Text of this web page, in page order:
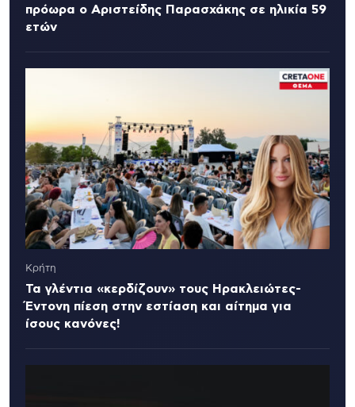
πρόωρα ο Αριστείδης Παρασχάκης σε ηλικία 59
ετών
Κρήτη
Τα γλέντια «κερδίζουν» τους Ηρακλειώτες-
Έντονη πίεση στην εστίαση και αίτημα για
ίσους κανόνες!